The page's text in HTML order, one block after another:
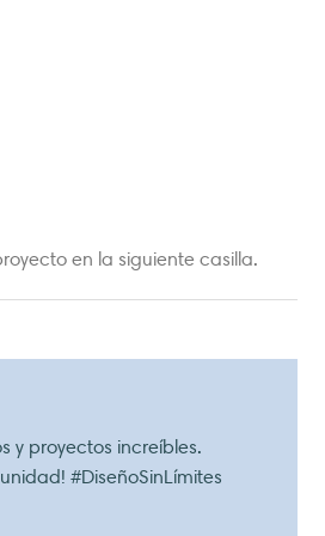
en la siguiente casilla.
y proyectos increíbles.
#DiseñoSinLímites